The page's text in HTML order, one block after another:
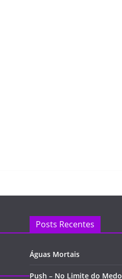
Posts Recentes
Águas Mortais
Push – No Limite do Medo